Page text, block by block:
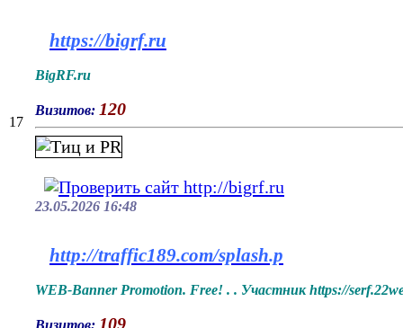
17
https://bigrf.ru
BigRF.ru
Визитов: 120
23.05.2026 16:48
http://traffic189.com/splash.p
WEB-Banner Promotion. Free! . . Участник https://
109